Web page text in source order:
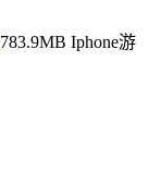
783.9MB Iphone游